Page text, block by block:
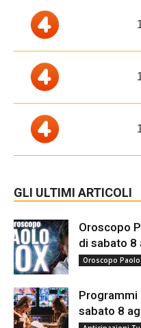
GLI ULTIMI ARTICOLI
Oroscopo
di sabato 8
Oroscopo Paolo
sabato 8